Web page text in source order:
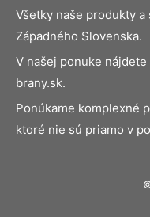
Všetky naše produkty
Západného Slovenska.
V našej ponuke
brany.sk.
Ponúkame komplexné
ktoré nie sú priamo v